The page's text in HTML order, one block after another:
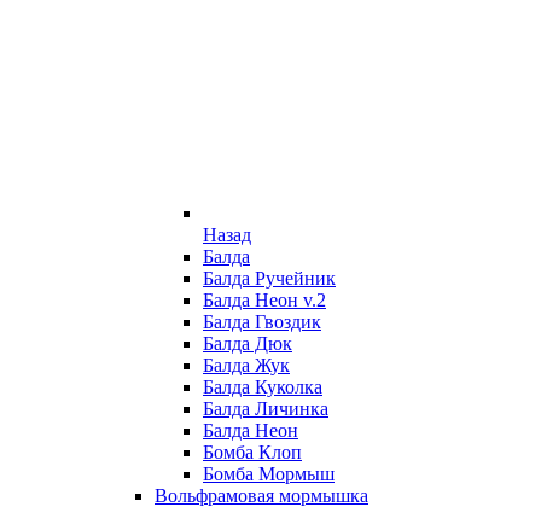
Назад
Балда
Балда Ручейник
Балда Неон v.2
Балда Гвоздик
Балда Дюк
Балда Жук
Балда Куколка
Балда Личинка
Балда Неон
Бомба Клоп
Бомба Мормыш
Вольфрамовая мормышка